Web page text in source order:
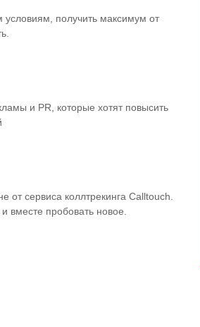
условиям, получить максимум от
и PR, которые хотят повысить
сервиса коллтрекинга Calltouch.
вместе пробовать новое.